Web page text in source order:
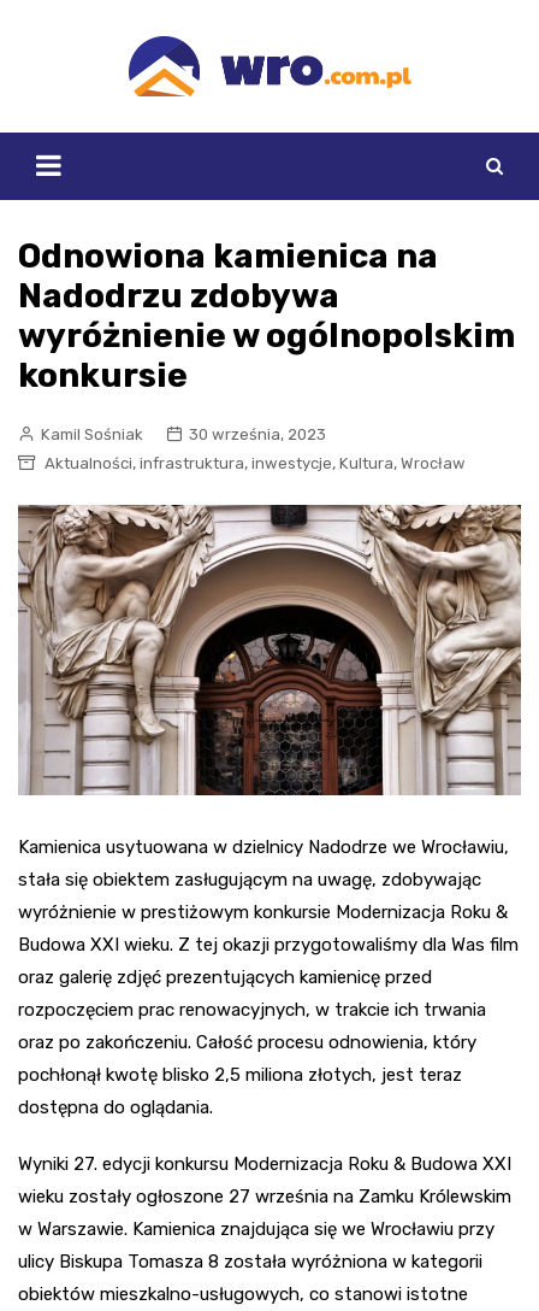
Odnowiona kamienica na
Nadodrzu zdobywa
wyróżnienie w ogólnopolskim
konkursie
Kamil Sośniak
30 września, 2023
Aktualności, infrastruktura, inwestycje, Kultura, Wrocław
Kamienica usytuowana w dzielnicy Nadodrze we Wrocławiu,
stała się obiektem zasługującym na uwagę, zdobywając
wyróżnienie w prestiżowym konkursie Modernizacja Roku &
Budowa XXI wieku. Z tej okazji przygotowaliśmy dla Was film
oraz galerię zdjęć prezentujących kamienicę przed
rozpoczęciem prac renowacyjnych, w trakcie ich trwania
oraz po zakończeniu. Całość procesu odnowienia, który
pochłonął kwotę blisko 2,5 miliona złotych, jest teraz
dostępna do oglądania.
Wyniki 27. edycji konkursu Modernizacja Roku & Budowa XXI
wieku zostały ogłoszone 27 września na Zamku Królewskim
w Warszawie. Kamienica znajdująca się we Wrocławiu przy
ulicy Biskupa Tomasza 8 została wyróżniona w kategorii
obiektów mieszkalno-usługowych, co stanowi istotne